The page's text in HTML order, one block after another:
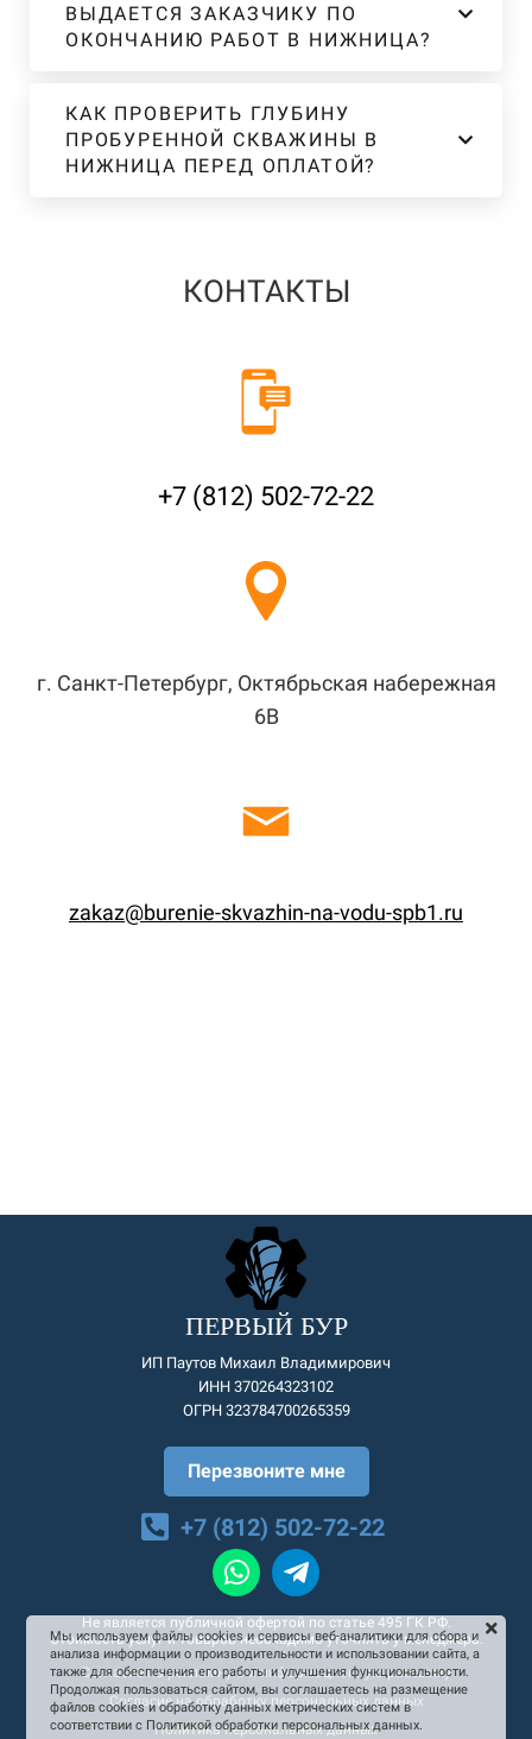
ВЫДАЕТСЯ ЗАКАЗЧИКУ ПО
ОКОНЧАНИЮ РАБОТ В НИЖНИЦА?
КАК ПРОВЕРИТЬ ГЛУБИНУ
ПРОБУРЕННОЙ СКВАЖИНЫ В
НИЖНИЦА ПЕРЕД ОПЛАТОЙ?
КОНТАКТЫ
+7 (812) 502-72-22
г. Санкт-Петербург, Октябрьская набережная
6В
zakaz@burenie-skvazhin-na-vodu-spb1.ru
ПЕРВЫЙ БУР
ИП Паутов Михаил Владимирович
ИНН 370264323102
ОГРН 323784700265359
Перезвоните мне
+7 (812) 502-72-22
Не является публичной офертой по статье 495 ГК РФ.
Стоимость услуг и товаров необходимо уточнять у менеджера.
Согласие на рекламную и информационную рассылку
Согласие на обработку персональных данных
Политика персональных данных
Мы используем файлы cookies и сервисы веб-аналитики для сбора и
анализа информации о производительности и использовании сайта, а
также для обеспечения его работы и улучшения функциональности.
Продолжая пользоваться сайтом, вы соглашаетесь на размещение
файлов cookies и обработку данных метрических систем в
соответствии с Политикой обработки персональных данных.